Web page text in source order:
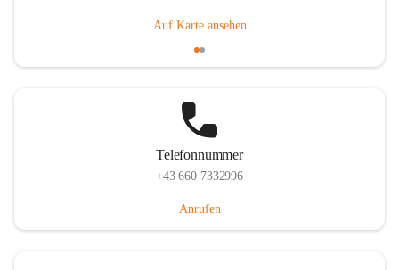
Auf Karte ansehen
Telefonnummer
+43 660 7332996
Anrufen